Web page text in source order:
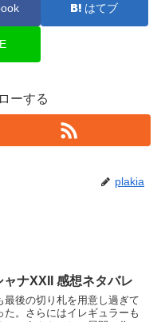
はてブ
ーする
plakia
ャナXXII 感想ネタバレ
最後の切り札を用意し過ぎて
た。さらにはイレギュラーも